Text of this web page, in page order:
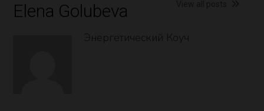
Elena Golubeva
Энергетический Коуч